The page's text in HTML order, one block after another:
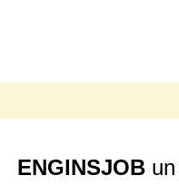
ENGINSJOB